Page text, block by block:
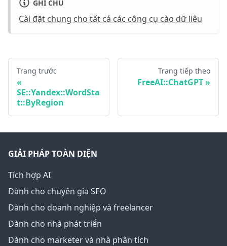
GHI CHÚ
Cài đặt chung cho tất cả các công cụ cào dữ liệu
Trang trước
SE::Yandex::WordSta
t::ByRegion
Trang tiếp theo
FreeAI::ChatGPT
GIẢI PHÁP TOÀN DIỆN
Tích hợp AI
Dành cho chuyên gia SEO
Dành cho doanh nghiệp và freelancer
Dành cho nhà phát triển
Dành cho marketer và nhà phân tích